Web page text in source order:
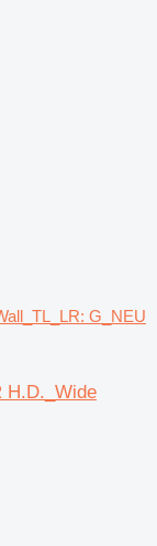
G_NEU
H.D._Wide